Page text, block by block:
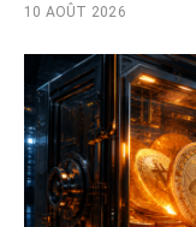
10 AOÛT 2026